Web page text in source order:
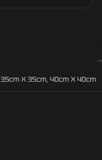
35cm X 35cm, 40cm X 40cm